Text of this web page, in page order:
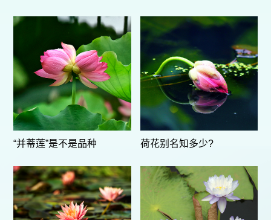
“并蒂莲”是不是品种 荷花别名知多少?